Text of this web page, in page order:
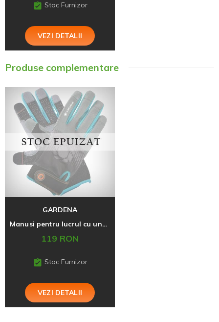
Stoc Furnizor
VEZI DETALII
Produse complementare
GARDENA
Manusi pentru lucrul cu unelte 8/M
119 RON
Stoc Furnizor
VEZI DETALII